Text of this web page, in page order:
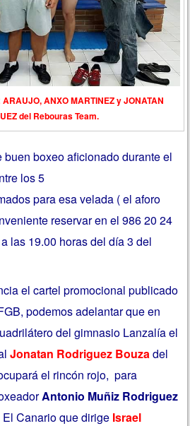
ANXO MARTINEZ y JONATAN
del Rebouras Team.
buen boxeo aficionado durante el
los 5
para esa velada ( el aforo
reservar en el 986 20 24
las 19.00 horas del día 3 del
el cartel promocional publicado
podemos adelantar que en
del gimnasio Lanzalía el
Jonatan Rodriguez Bouzadel
el rincón rojo, para
Antonio Muñiz Rodriguez
Canario que dirige Israel